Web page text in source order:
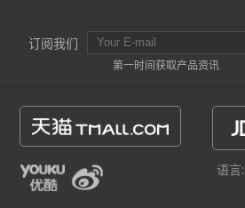
订阅我们
第一时间获取产品资讯
语言: